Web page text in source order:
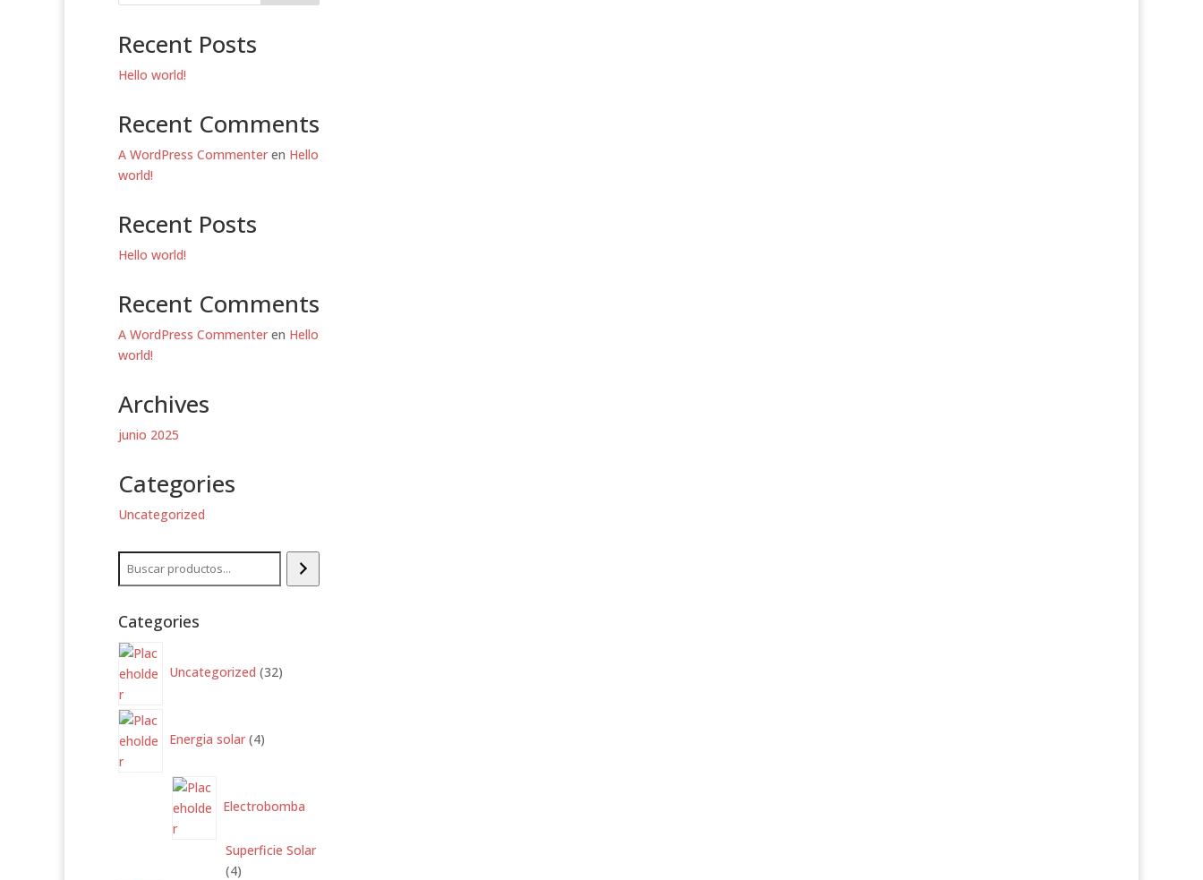
Recent Posts
Hello world!
Recent Comments
A WordPress Commenter en Hello
world!
Recent Posts
Hello world!
Recent Comments
A WordPress Commenter en Hello
world!
Archives
junio 2025
Categories
Uncategorized
Buscar
Categories
Uncategorized 32productos
Energia solar 4productos
Electrobomba
Superficie Solar
44